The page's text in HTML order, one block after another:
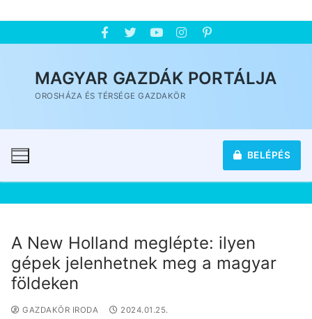
MAGYAR GAZDÁK PORTÁLJA
OROSHÁZA ÉS TÉRSÉGE GAZDAKÖR
BELÉPÉS
A New Holland meglépte: ilyen
gépek jelenhetnek meg a magyar
földeken
GAZDAKÖR IRODA 2024.01.25.